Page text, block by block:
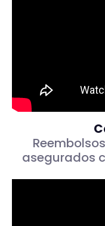
asegurados